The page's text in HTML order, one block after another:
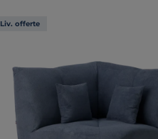
Liv. offerte